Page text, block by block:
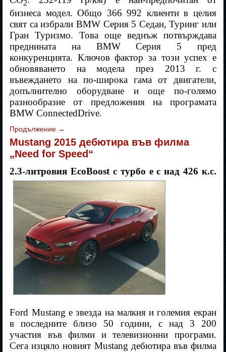
2
бизнеса модел. Общо 366 992 клиенти в целия
свят са избрали BMW Серия 5 Седан, Туринг или
Гран Туризмо. Това още веднъж потвърждава
преднината на BMW Серия 5 пред
конкуренцията. Ключов фактор за този успех е
обновяването на модела през 2013 г. с
въвеждането на по-широка гама от двигатели,
допълнително оборудване и още по-голямо
разнообразие от предложения на програмата
BMW ConnectedDrive.
Продължение →
Mustang 2015 дебютира във филма
„Need for Speed“
2.3-литровия EcoBoost с турбо е с над 426 к.с.
Ford Mustang е звезда на малкия и големия екран
в последните близо 50 години, с над 3 200
участия във филми и телевизионни програми.
Сега изцяло новият Mustang дебютира във филма